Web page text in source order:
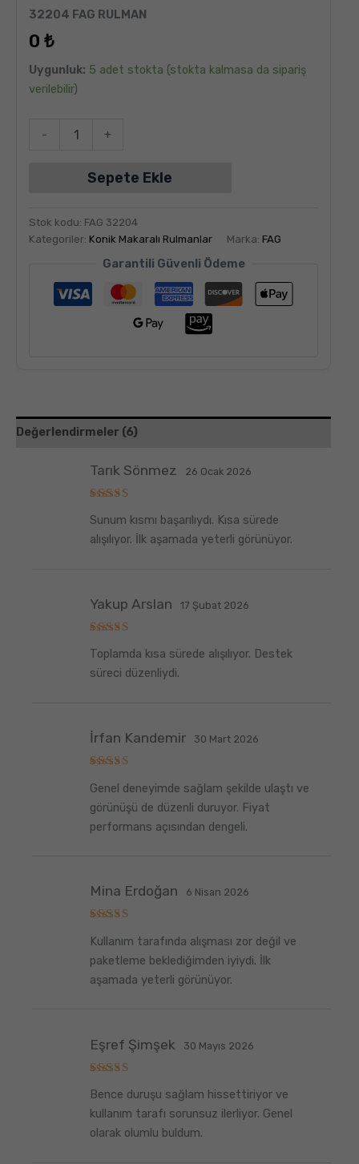
6
müşteri
puanına
5
5.00
puan
aldı
32204 FAG RULMAN
0 ₺
Uygunluk: 5 adet stokta (stokta kalmasa da sipariş
verilebilir)
- +
Sepete Ekle
Stok kodu: FAG 32204
Kategoriler: Konik Makaralı Rulmanlar Marka: FAG
Garantili Güvenli Ödeme
Değerlendirmeler (6)
üzerinden
5oy aldı
Tarık Sönmez 26 Ocak 2026
Sunum kısmı başarılıydı. Kısa sürede
alışılıyor. İlk aşamada yeterli görünüyor.
üzerinden
oy aldı
Yakup Arslan 17 Şubat 2026
Toplamda kısa sürede alışılıyor. Destek
süreci düzenliydi.
üzerinden
oy aldı
İrfan Kandemir 30 Mart 2026
Genel deneyimde sağlam şekilde ulaştı ve
görünüşü de düzenli duruyor. Fiyat
performans açısından dengeli.
üzerinden
oy aldı
Mina Erdoğan 6 Nisan 2026
Kullanım tarafında alışması zor değil ve
paketleme beklediğimden iyiydi. İlk
aşamada yeterli görünüyor.
üzerinden
5
oy aldı
Eşref Şimşek 30 Mayıs 2026
Bence duruşu sağlam hissettiriyor ve
kullanım tarafı sorunsuz ilerliyor. Genel
olarak olumlu buldum.